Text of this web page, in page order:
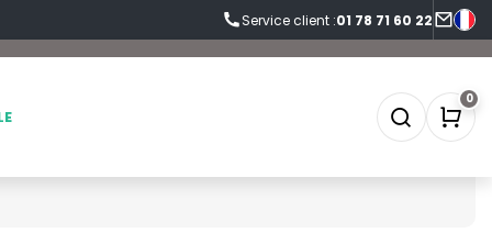
Service client :01 78 71 60 22
0